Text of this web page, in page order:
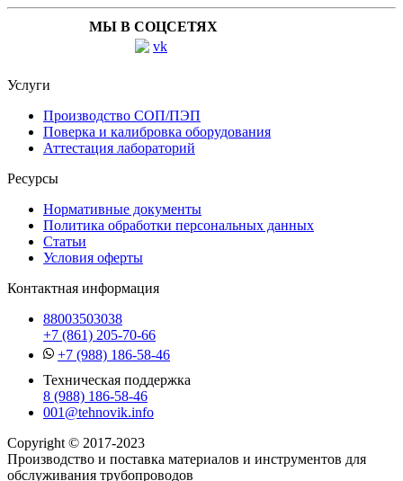
МЫ В СОЦСЕТЯХ
Услуги
Производство СОП/ПЭП
Поверка и калибровка оборудования
Аттестация лабораторий
Ресурсы
Нормативные документы
Политика обработки персональных данных
Статьи
Условия оферты
Контактная информация
88003503038
+7 (861) 205-70-66
+7 (988) 186-58-46
Техническая поддержка
8 (988) 186-58-46
001@tehnovik.info
Copyright © 2017-2023
Производство и поставка материалов и инструментов для
обслуживания трубопроводов